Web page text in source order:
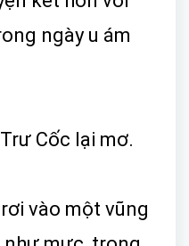
ngày u ám
Cốc lại mơ.
vào một vũng